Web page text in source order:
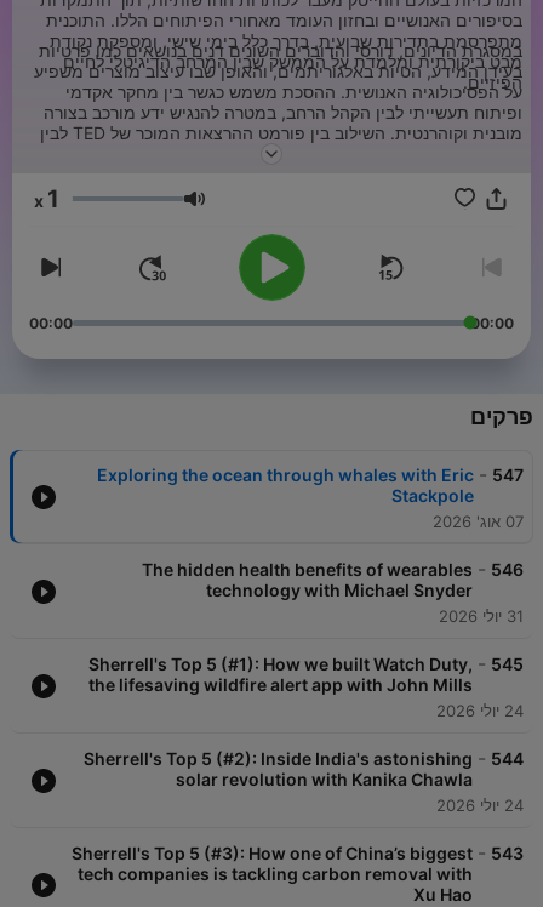
בסיפורים האנושיים ובחזון העומד מאחורי הפיתוחים הללו. התוכנית
מתפרסמת בתדירות שבועית, בדרך כלל בימי שישי, ומספקת נקודת
מבט ביקורתית ומלמדת על הממשק שבין המרחב הדיגיטלי לחיים
הפיזיים.
במסגרת הדיונים, דורסי והדוברים השונים דנים בנושאים כמו פרטיות
בעידן המידע, הטיות באלגוריתמים, והאופן שבו עיצוב מוצרים משפיע
על הפסיכולוגיה האנושית. ההסכת משמש כגשר בין מחקר אקדמי
ופיתוח תעשייתי לבין הקהל הרחב, במטרה להנגיש ידע מורכב בצורה
מובנית וקוהרנטית. השילוב בין פורמט ההרצאות המוכר של TED לבין
עריכה עיתונאית מאפשר צלילה לעומקם של נושאים המעסיקים מקבלי
עוצמת שמע 1
00:00
00:00
פרקים
547
-
Exploring the ocean through whales with Eric
Stackpole
07 אוג' 2026
546
-
The hidden health benefits of wearables
technology with Michael Snyder
31 יולי 2026
545
-
Sherrell's Top 5 (#1): How we built Watch Duty,
the lifesaving wildfire alert app with John Mills
24 יולי 2026
544
-
Sherrell's Top 5 (#2): Inside India's astonishing
solar revolution with Kanika Chawla
24 יולי 2026
543
-
Sherrell's Top 5 (#3): How one of China’s biggest
tech companies is tackling carbon removal with
Xu Hao